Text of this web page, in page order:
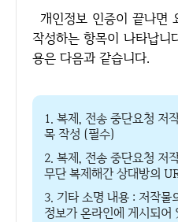
개인정보 인증이 끝나면 요청 내용 및 소명에 대해서
작성하는 항목이 나타납니
용은 다음과 같습니다.
1. 복제, 전송 중단요청 저
목 작성 (필수)
2. 복제, 전송 중단요청 저
무단 복제해간 상대방의
3. 기타 소명 내용 : 저작물
정보가 온라인에 게시되